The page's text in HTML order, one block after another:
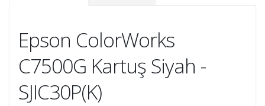
Epson ColorWorks
C7500G Kartuş Siyah -
SJIC30P(K)